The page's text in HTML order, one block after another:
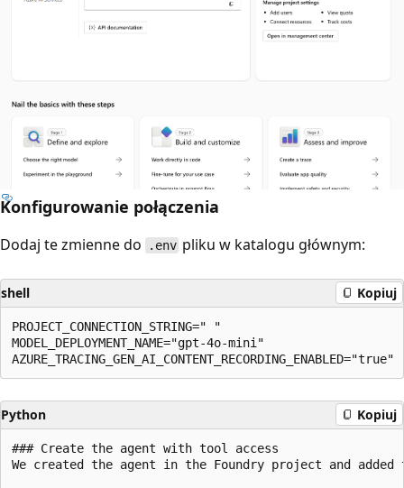
Konfigurowanie połączenia
Dodaj te zmienne do .env pliku w katalogu głównym:
shell Kopiuj
PROJECT_CONNECTION_STRING=" "
MODEL_DEPLOYMENT_NAME="gpt-4o-mini"
Python Kopiuj
### Create the agent with tool access
We created the agent in the Foundry project and